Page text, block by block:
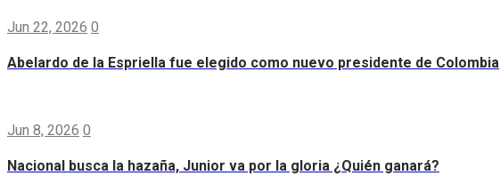
Jun 22, 2026 0
Abelardo de la Espriella fue elegido como nuevo presidente de Colombia
Jun 8, 2026 0
Nacional busca la hazaña, Junior va por la gloria ¿Quién ganará?